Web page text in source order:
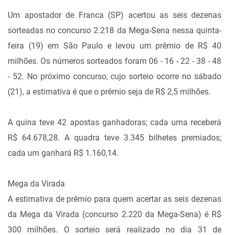
Um apostador de Franca (SP) acertou as seis dezenas
sorteadas no concurso 2.218 da Mega-Sena nessa quinta-
feira (19) em São Paulo e levou um prêmio de R$ 40
milhões. Os números sorteados foram 06 - 16 - 22 - 38 - 48
- 52. No próximo concurso, cujo sorteio ocorre no sábado
(21), a estimativa é que o prêmio seja de R$ 2,5 milhões.
A quina teve 42 apostas ganhadoras; cada uma receberá
R$ 64.678,28. A quadra teve 3.345 bilhetes premiados;
cada um ganhará R$ 1.160,14.
Mega da Virada
A estimativa de prêmio para quem acertar as seis dezenas
da Mega da Virada (concurso 2.220 da Mega-Sena) é R$
300 milhões. O sorteio será realizado no dia 31 de